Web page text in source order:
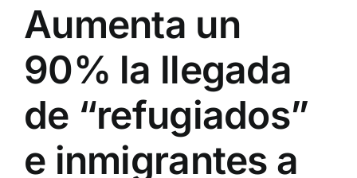
Aumenta un
90% la llegada
de “refugiados”
e inmigrantes a